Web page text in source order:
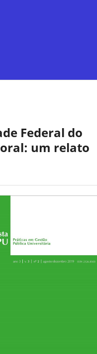
Federal do
um relato